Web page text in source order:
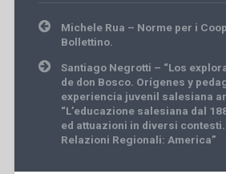
Post
navigation
Michele Rua – Norme per i
Bollettino.
Santiago Negrotti – “Los
de don Bosco. Orígenes y
experiencia juvenil salesiana
“L’educazione salesiana dal
ed attuazioni in diversi contesti.
Relazioni Regionali: America”